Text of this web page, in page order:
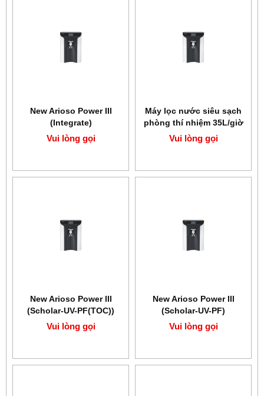
New Arioso Power III
(Integrate)
Vui lòng gọi
Máy lọc nước siêu sạch
phòng thí nhiệm 35L/giờ
HUMAN New Arioso
Power III (Bio)
Vui lòng gọi
New Arioso Power III
(Scholar-UV-PF(TOC))
Vui lòng gọi
New Arioso Power III
(Scholar-UV-PF)
Vui lòng gọi